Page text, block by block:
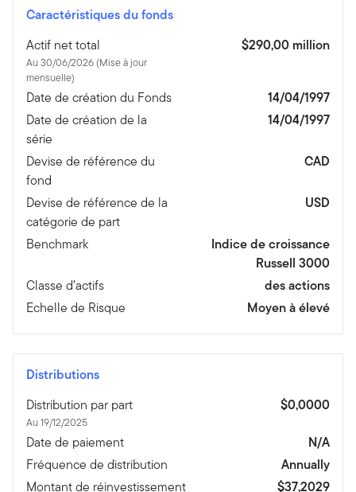
Caractéristiques du fonds
Actif net total
Au 30/06/2026 (Mise à jour
mensuelle)
$290,00 million
Date de création du Fonds
14/04/1997
Date de création de la
série
14/04/1997
Devise de référence du
fond
CAD
Devise de référence de la
catégorie de part
USD
Benchmark
Indice de croissance
Russell 3000
Classe d’actifs
des actions
Echelle de Risque
Moyen à élevé
Distributions
Distribution par part
Au 19/12/2025
$0,0000
Date de paiement
N/A
Fréquence de distribution
Annually
Montant de réinvestissement
$37,2029